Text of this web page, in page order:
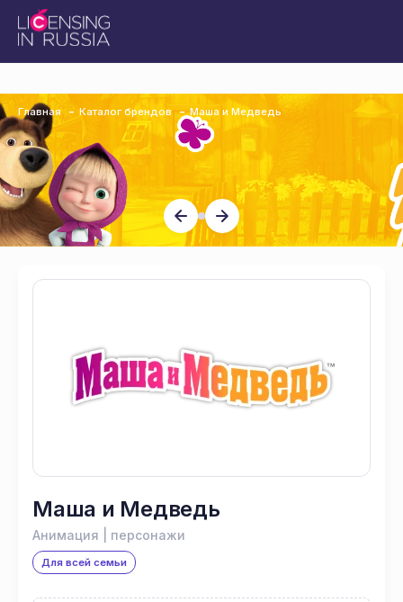
Главная Каталог брендов Маша и Медведь
Маша и Медведь
Анимация | персонажи
Для всей семьи